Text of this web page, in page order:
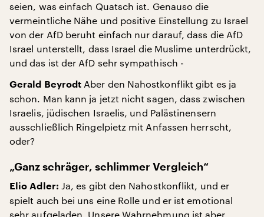
seien, was einfach Quatsch ist. Genauso die
vermeintliche Nähe und positive Einstellung zu Israel
von der AfD beruht einfach nur darauf, dass die AfD
Israel unterstellt, dass Israel die Muslime unterdrückt,
und das ist der AfD sehr sympathisch -
Gerald Beyrodt Aber den Nahostkonflikt gibt es ja
schon. Man kann ja jetzt nicht sagen, dass zwischen
Israelis, jüdischen Israelis, und Palästinensern
ausschließlich Ringelpietz mit Anfassen herrscht,
oder?
„Ganz schräger, schlimmer Vergleich“
Elio Adler: Ja, es gibt den Nahostkonflikt, und er
spielt auch bei uns eine Rolle und er ist emotional
sehr aufgeladen. Unsere Wahrnehmung ist aber